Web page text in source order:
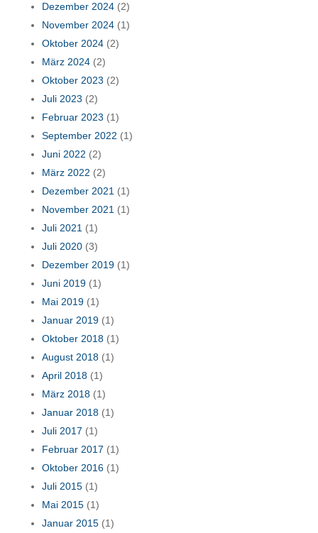
Dezember 2024(2)
November 2024(1)
Oktober 2024(2)
März 2024(2)
Oktober 2023 (2)
Juli 2023 (2)
Februar 2023 (1)
September 2022 (1)
Juni 2022 (2)
März 2022 (2)
Dezember 2021 (1)
November 2021 (1)
Juli 2021 (1)
Juli 2020(3)
Dezember 2019(1)
Juni 2019(1)
Mai 2019(1)
Januar 2019(1)
Oktober 2018(1)
August 2018(1)
April 2018(1)
März 2018(1)
Januar 2018(1)
Juli 2017 (1)
Februar 2017 (1)
Oktober 2016(1)
Juli 2015(1)
Mai 2015(1)
Januar 2015(1)